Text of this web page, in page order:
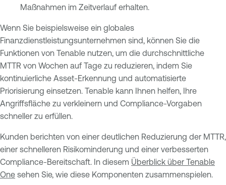
Maßnahmen im Zeitverlauf erhalten.
Wenn Sie beispielsweise ein globales
Finanzdienstleistungsunternehmen sind, können Sie die
Funktionen von Tenable nutzen, um die durchschnittliche
MTTR von Wochen auf Tage zu reduzieren, indem Sie
kontinuierliche Asset-Erkennung und automatisierte
Priorisierung einsetzen. Tenable kann Ihnen helfen, Ihre
Angriffsfläche zu verkleinern und Compliance-Vorgaben
schneller zu erfüllen.
Kunden berichten von einer deutlichen Reduzierung der MTTR,
einer schnelleren Risikominderung und einer verbesserten
Compliance-Bereitschaft. In diesem Überblick über Tenable
One sehen Sie, wie diese Komponenten zusammenspielen.